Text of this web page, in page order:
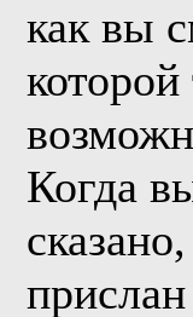
как вы
Когда